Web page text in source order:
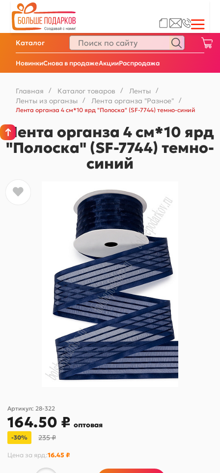
НовинкиСнова в продажеАкцииРаспродажа
Каталог
Главная / Каталог товаров / Ленты /
Ленты из органзы / Лента органза "Разное"
/
Лента органза 4 см*10 ярд "Полоска" (SF-7744) темно-синий
Лента органза 4 см*10 ярд
"Полоска" (SF-7744) темно-
синий
Артикул: 28-322
164.50 ₽ оптовая
-30% 235 ₽
Цена за ярд:16.45 ₽